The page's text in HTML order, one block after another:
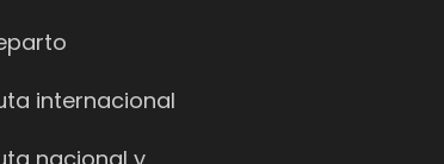
internacional